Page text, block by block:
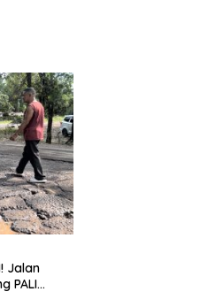
Jalan
PALI